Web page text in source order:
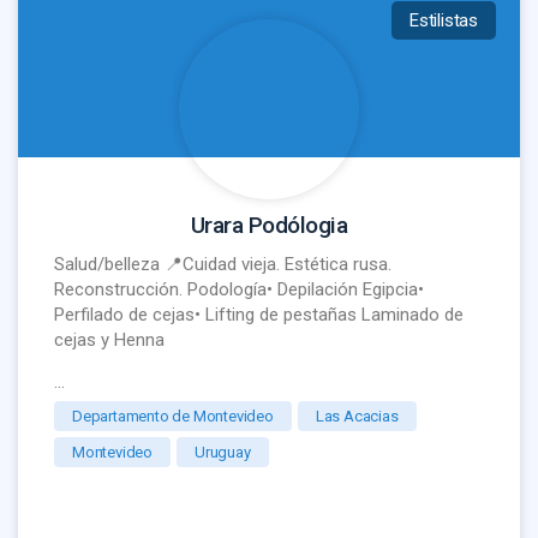
Estilistas
Urara Podólogia
Salud/belleza 📍Cuidad vieja. Estética rusa.
Reconstrucción. Podología• Depilación Egipcia•
Perfilado de cejas• Lifting de pestañas Laminado de
cejas y Henna
…
Departamento de Montevideo
Las Acacias
Montevideo
Uruguay